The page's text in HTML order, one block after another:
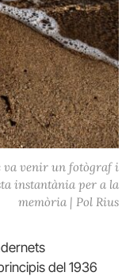
va venir un fotògraf i
instantània per a la
memòria | Pol Rius
del 1936